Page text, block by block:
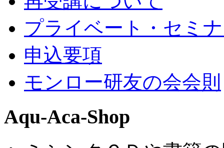
プライベート・セミ
申込要項
モンロー研友の会会則
Aqu-Aca-Shop